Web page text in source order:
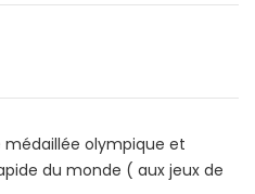
médaillée olympique et
du monde ( aux jeux de